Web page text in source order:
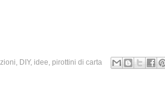
, DIY, idee, pirottini di carta